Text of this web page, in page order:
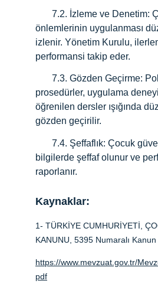
önlemlerinin uygulanması
izlenir. Yönetim Kurulu,
performansi takip eder.
       7.3.
Gözden Geçirme:
prosedürler, uygulama
öğrenilen dersler ışığında
gözden geçirilir.
bilgilerde şeffaf olunur ve
raporlanır.
Kaynaklar:
1- TÜRKİYE CUMHURİYETİ,
KANUNU, 5395 Numaralı Kanun
https://www.mevzuat.gov.tr/
pdf